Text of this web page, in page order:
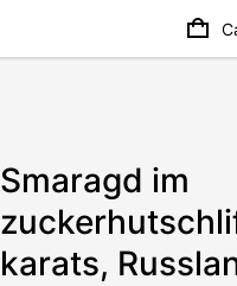
Smaragd im
karats,